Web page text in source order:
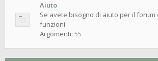
Aiuto
Se avete bisogno di aiuto per il forum
funzioni
Argomenti: 55